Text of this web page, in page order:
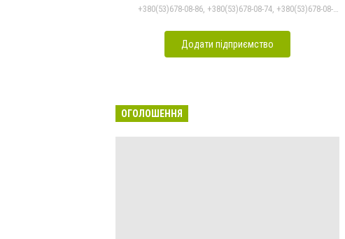
+380(53)678-08-86, +380(53)678-08-74, +380(53)678-08-83, +380(53)678-08-41, +380(53)678-09-05
Додати підприємство
ОГОЛОШЕННЯ